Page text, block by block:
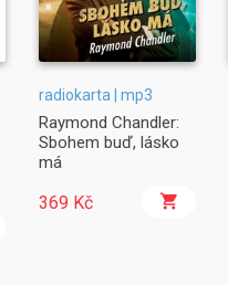
radiokarta | mp3
Raymond Chandler:
Sbohem buď, lásko
má
369 Kč